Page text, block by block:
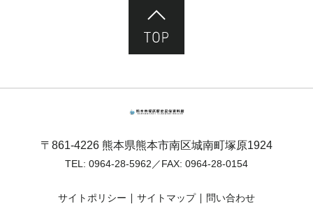
〒861-4226 熊本県熊本市南区城南町塚原1924
TEL: 0964-28-5962 ／FAX: 0964-28-0154
サイトポリシー サイトマップ 問い合わせ